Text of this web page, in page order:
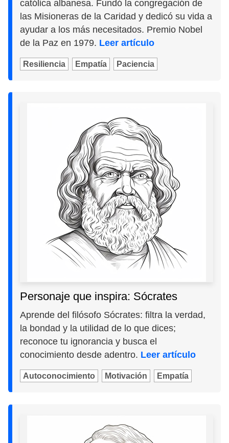
católica albanesa. Fundó la congregación de
las Misioneras de la Caridad y dedicó su vida a
ayudar a los más necesitados. Premio Nobel
de la Paz en 1979. Leer artículo
Resiliencia Empatía Paciencia
Personaje que inspira: Sócrates
Aprende del filósofo Sócrates: filtra la verdad,
la bondad y la utilidad de lo que dices;
reconoce tu ignorancia y busca el
conocimiento desde adentro. Leer artículo
Autoconocimiento Motivación Empatía